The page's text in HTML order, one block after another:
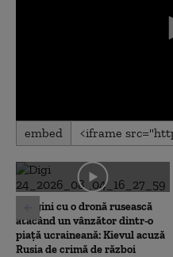
0
seconds
0
seconds
embed
Imagini cu o dronă rusească
atacând un vânzător dintr-o
piață ucraineană: Kievul acuză
Rusia de crimă de război